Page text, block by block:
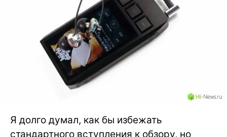
Я долго думал, как бы избежать
стандартного вступления к обзору, но